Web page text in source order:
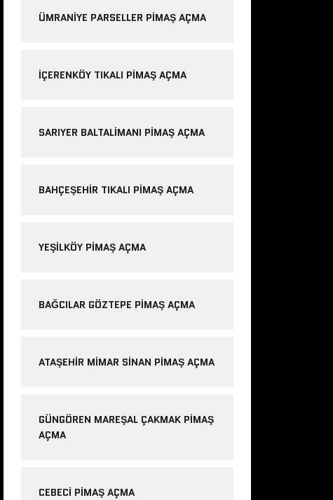
ÜMRANIYE PARSELLER PIMAŞ AÇMA
IÇERENKÖY TIKALI PIMAŞ AÇMA
SARIYER BALTALIMANI PIMAŞ AÇMA
BAHÇEŞEHIR TIKALI PIMAŞ AÇMA
YEŞILKÖY PIMAŞ AÇMA
BAĞCILAR GÖZTEPE PIMAŞ AÇMA
ATAŞEHIR MIMAR SINAN PIMAŞ AÇMA
GÜNGÖREN MAREŞAL ÇAKMAK PIMAŞ
AÇMA
CEBECI PIMAŞ AÇMA